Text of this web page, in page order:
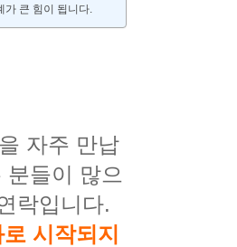
가 큰 힘이 됩니다.
자주 만납
들이 많으
락입니다.
시작되지